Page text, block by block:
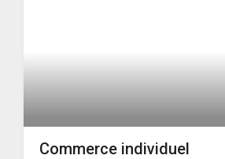
Commerce individuel